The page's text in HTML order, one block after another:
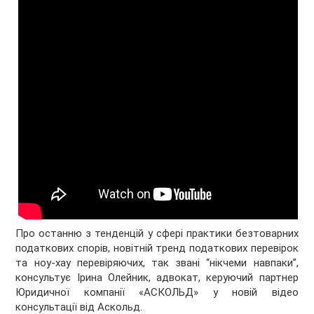
Про останню з тенденцій у сфері практики безтоварних
податкових спорів, новітній тренд податкових перевірок
та ноу-хау перевіряючих, так звані “нікчеми навпаки”,
консультує Ірина Олейник, адвокат, керуючий партнер
Юридичної компанії «АСКОЛЬД» у новій відео
консультації від Аскольд.